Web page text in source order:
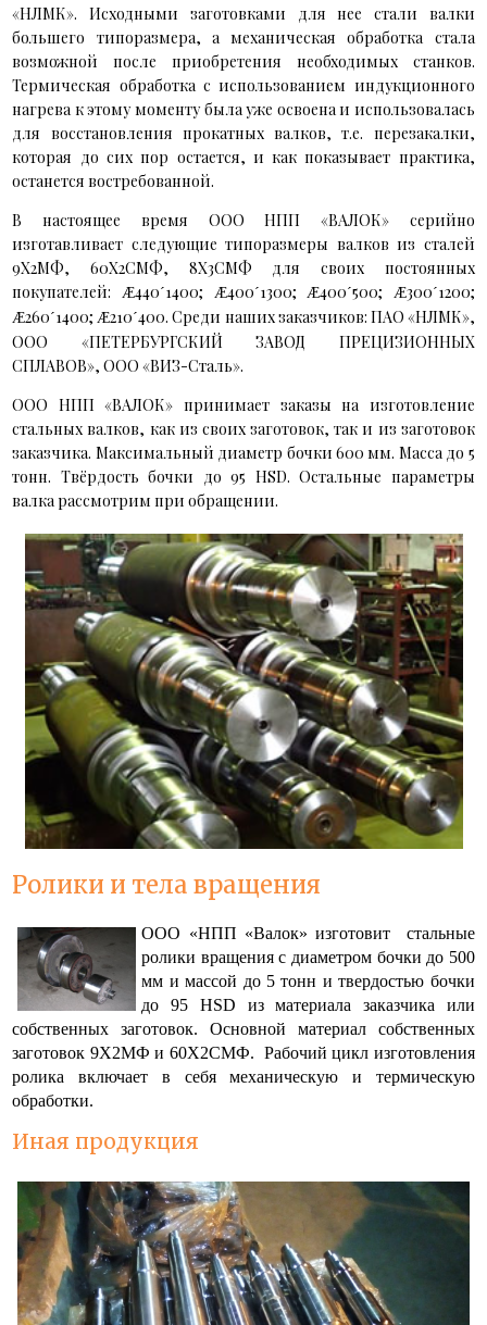
«НЛМК». Исходными заготовками для нее стали валки
большего типоразмера, а механическая обработка стала
возможной после приобретения необходимых станков.
Термическая обработка с использованием индукционного
нагрева к этому моменту была уже освоена и использовалась
для восстановления прокатных валков, т.е. перезакалки,
которая до сих пор остается, и как показывает практика,
останется востребованной.
В настоящее время ООО НПП «ВАЛОК» серийно
изготавливает следующие типоразмеры валков из сталей
9Х2МФ, 60Х2СМФ, 8Х3СМФ для своих постоянных
покупателей:
Æ440´1400; Æ400´1300;Æ400´500; Æ300´1200;
Æ260´1400;Æ210´400. Среди наших заказчиков: ПАО «НЛМК»,
ООО «ПЕТЕРБУРГСКИЙ ЗАВОД ПРЕЦИЗИОННЫХ
СПЛАВОВ», ООО «ВИЗ-Сталь».
ООО НПП «ВАЛОК» принимает заказы на изготовление
стальных валков, как из своих заготовок, так и из заготовок
заказчика. Максимальный диаметр бочки 600 мм. Масса до 5
тонн. Твёрдость бочки до 95 HSD. Остальные параметры
валка рассмотрим при обращении.
Ролики и тела вращения
ООО «НПП «Валок» изготовит стальные
ролики вращения с диаметром бочки до 500
мм и массой до 5 тонн и твердостью бочки
до 95 HSD из материала заказчика или
собственных заготовок. Основной материал собственных
заготовок 9Х2МФ и 60Х2СМФ. Рабочий цикл изготовления
ролика включает в себя механическую и термическую
обработки.
Иная продукция